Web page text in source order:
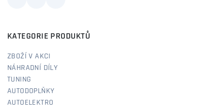
KATEGORIE PRODUKTŮ
ZBOŽÍ V AKCI
NÁHRADNÍ DÍLY
TUNING
AUTODOPLŇKY
AUTOELEKTRO